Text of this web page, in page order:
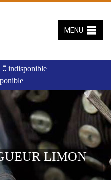
indisponible
MENU
LIMON